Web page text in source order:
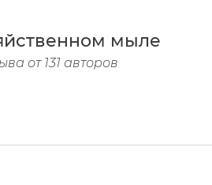
мыле
от 131 авторов